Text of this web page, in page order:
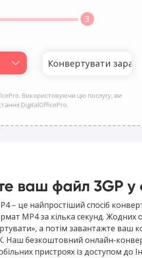
3
Використовуючи цю послугу, ви
DigitalOfficePro.
ваш файл 3GP у
– це найпростіший спосіб
MP4 за кілька секунд.
а потім завантажте ваш
Наш безкоштовний онлайн-
пристроях із доступом до